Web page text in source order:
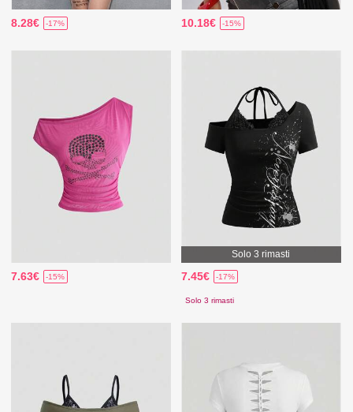
8.28€ -17% 10.18€ -15%
7.63€ -15%
Solo 3 rimasti
7.45€ -17%
Solo 3 rimasti